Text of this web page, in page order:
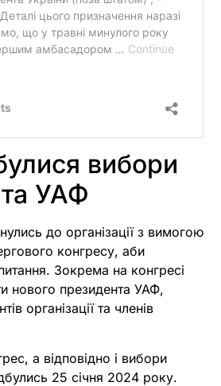
вибори
УАФ
до організації з вимогою
конгресу, аби
Зокрема на конгресі
нового президента УАФ,
організації та членів
а відповідно і вибори
25 січня 2024 року.